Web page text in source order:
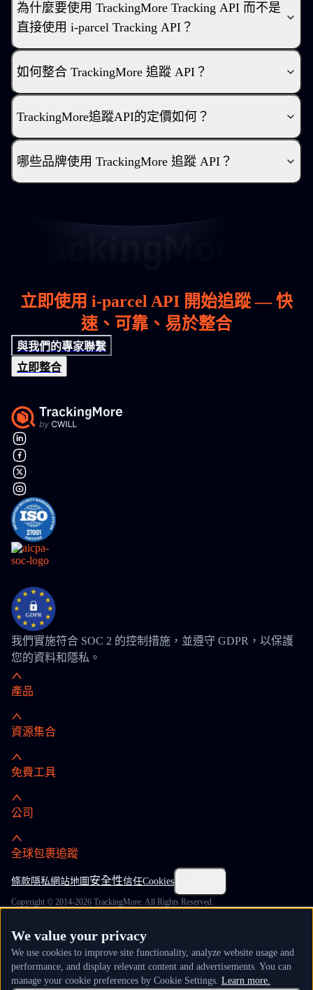
為什麼要使用 TrackingMore Tracking API 而不是
直接使用 i-parcel Tracking API？
如何整合 TrackingMore 追蹤 API？
TrackingMore追蹤API的定價如何？
哪些品牌使用 TrackingMore 追蹤 API？
立即使用 i-parcel API 開始追蹤 — 快
速、可靠、易於整合
與我們的專家聯繫
立即整合
我們實施符合 SOC 2 的控制措施，並遵守 GDPR，以保護
您的資料和隱私。
產品
資源集合
免費工具
公司
全球包裹追蹤
條款隱私網站地圖 安全性信任Cookies
Copyright © 2014-2026 TrackingMore. All Rights Reserved.
We value your privacy
We use cookies to improve site functionality, analyze website usage and
performance, and display relevant content and advertisements. You can
manage your cookie preferences by Cookie Settings. Learn more.